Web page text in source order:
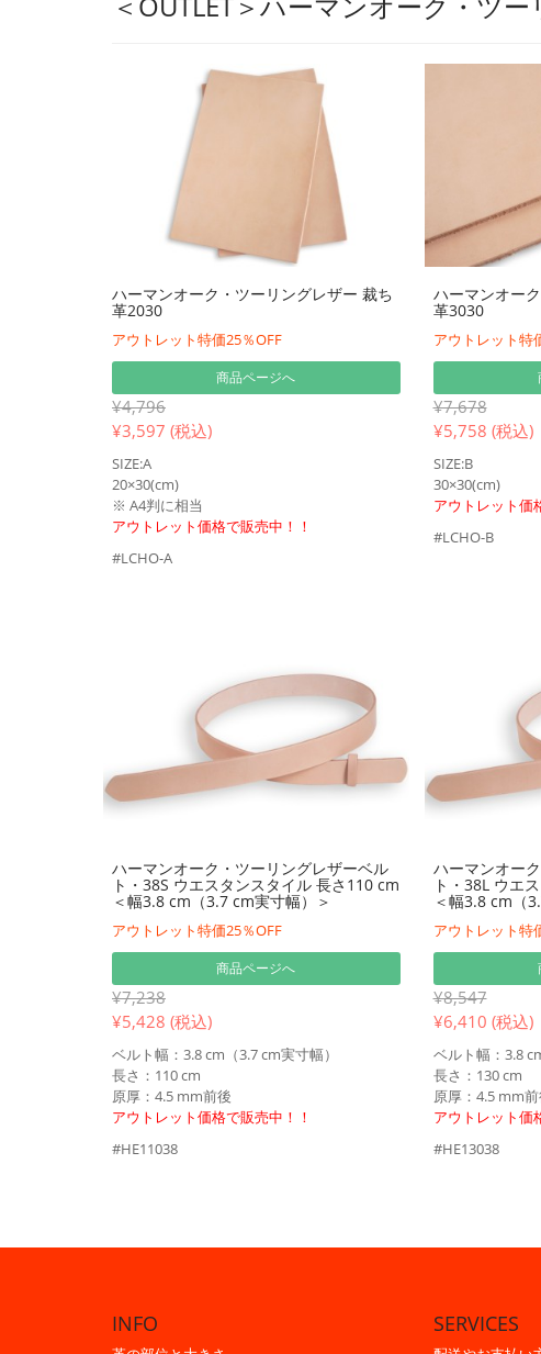
ハーマンオーク・ツーリングレザー 裁ち
革2030
アウトレット特価25％OFF
商品ページへ
¥4,796
¥3,597 (税込)
SIZE:A
20×30(cm)
※ A4判に相当
アウトレット価格で販売中！！
#LCHO-A
ハーマンオー
革3030
アウトレット特
¥7,678
¥5,758 (税込)
SIZE:B
30×30(cm)
アウトレット価
#LCHO-B
ハーマンオーク・ツーリングレザーベル
ト・38S ウエスタンスタイル 長さ110 cm
＜幅3.8 cm（3.7 cm実寸幅）＞
アウトレット特価25％OFF
商品ページへ
¥7,238
¥5,428 (税込)
ベルト幅：3.8 cm（3.7 cm実寸幅）
長さ：110 cm
原厚：4.5 mm前後
アウトレット価格で販売中！！
#HE11038
ハーマンオー
ト・38L ウエ
＜幅3.8 cm（
アウトレット特
¥8,547
¥6,410 (税込)
ベルト幅：3.8
長さ：130 cm
原厚：4.5 mm
アウトレット価
#HE13038
INFO SERVICES